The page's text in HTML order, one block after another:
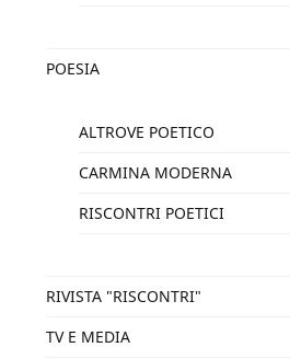
POESIA
ALTROVE POETICO
CARMINA MODERNA
RISCONTRI POETICI
RIVISTA "RISCONTRI"
TV E MEDIA